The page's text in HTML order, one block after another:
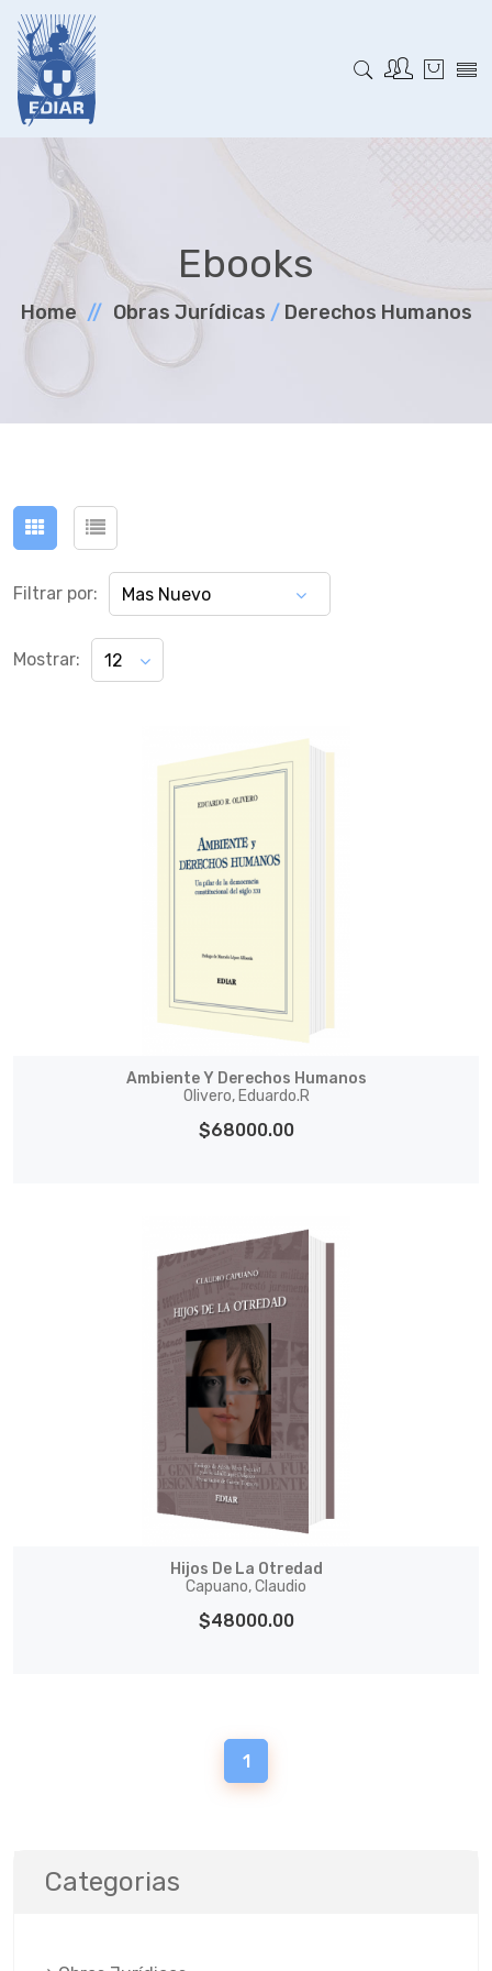
Ebooks
Home Obras Jurí­dicas / Derechos Humanos
Filtrar por: Mas Nuevo
Mostrar: 12
Ambiente Y Derechos Humanos
Olivero, Eduardo.R
$68000.00
Hijos De La Otredad
Capuano, Claudio
$48000.00
1
Categorias